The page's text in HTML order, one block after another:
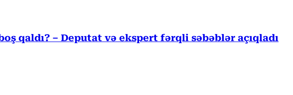
qaldı? – Deputat və ekspert fərqli səbəblər açıqladı